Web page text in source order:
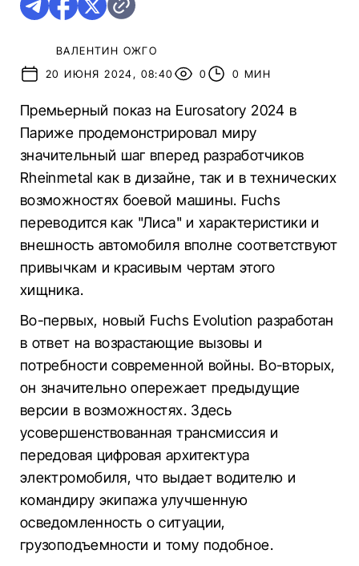
ВАЛЕНТИН ОЖГО
20 ИЮНЯ 2024, 08:40
0 0 МИН
Премьерный показ на Eurosatory 2024 в
Париже продемонстрировал миру
значительный шаг вперед разработчиков
Rheinmetal как в дизайне, так и в технических
возможностях боевой машины. Fuchs
переводится как "Лиса" и характеристики и
внешность автомобиля вполне соответствуют
привычкам и красивым чертам этого
хищника.
Во-первых, новый Fuchs Evolution разработан
в ответ на возрастающие вызовы и
потребности современной войны. Во-вторых,
он значительно опережает предыдущие
версии в возможностях. Здесь
усовершенствованная трансмиссия и
передовая цифровая архитектура
электромобиля, что выдает водителю и
командиру экипажа улучшенную
осведомленность о ситуации,
грузоподъемности и тому подобное.